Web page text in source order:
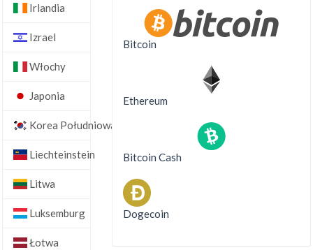
Irlandia
Izrael
Włochy
Japonia
Korea Południowa
Liechteinstein
Litwa
Luksemburg
Łotwa
Bitcoin
Ethereum
Bitcoin Cash
Dogecoin